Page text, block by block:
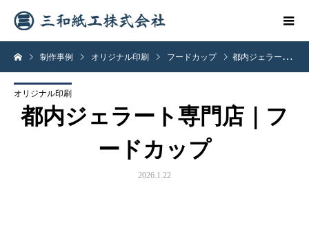
制作事例 オリジナル印刷 フードカップ 都内ジェラート専門店｜フードカップ
オリジナル印刷
都内ジェラート専門店｜フ
ードカップ
2026.1.22